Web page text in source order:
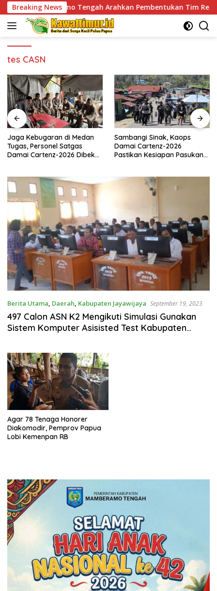
Skip
to
content
Breaking News
Tengah Arahkan Pembentukan Tim Reaksi Cepat
tes CASN
Jaga Kebugaran di Medan
Tugas, Personel Satgas
Damai Cartenz-2026 Dibekali
Sambangi Sinak, Kaops
Damai Cartenz-2026
Pastikan Kesiapan Pasukan
Berita Utama, Daerah, Kabupaten Jayawijaya September 19, 2023
497 Calon ASN K2 Mengikuti Simulasi Gunakan
Sistem Komputer Asisisted Test Kabupaten
Agar 78 Tenaga Honorer
Diakomodir, Pemprov Papua
Lobi Kemenpan RB